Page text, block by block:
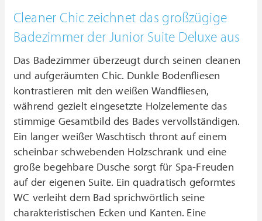
Cleaner Chic zeichnet das großzügige
Badezimmer der Junior Suite Deluxe aus
Das Badezimmer überzeugt durch seinen cleanen
und aufgeräumten Chic. Dunkle Bodenfliesen
kontrastieren mit den weißen Wandfliesen,
während gezielt eingesetzte Holzelemente das
stimmige Gesamtbild des Bades vervollständigen.
Ein langer weißer Waschtisch thront auf einem
scheinbar schwebenden Holzschrank und eine
große begehbare Dusche sorgt für Spa-Freuden
auf der eigenen Suite. Ein quadratisch geformtes
WC verleiht dem Bad sprichwörtlich seine
charakteristischen Ecken und Kanten. Eine